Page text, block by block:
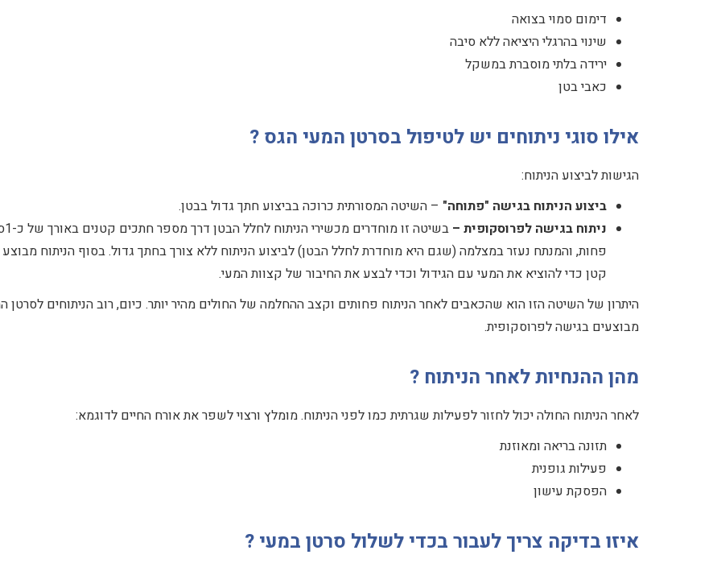
דימום סמוי בצואה
שינוי בהרגלי היציאה ללא סיבה
ירידה בלתי מוסברת במשקל
כאבי בטן
אילו סוגי ניתוחים יש לטיפול בסרטן המעי הגס ?
הגישות לביצוע הניתוח:
ביצוע הניתוח בגישה "פתוחה" – השיטה המסורתית כרוכה בביצוע חתך גדול בבטן.
ניתוח בגישה לפרוסקופית –
בשיטה
פחות, והמנתח נעזר במצלמה (שגם היא מוחדרת לחלל הבטן) לביצוע הניתוח ללא צורך בחתך גדול. בסוף הניתוח
קטן כדי להוציא את המעי עם הגידול וכדי לבצע את החיבור של קצוות המעי.
היתרון של השיטה הזו הוא שהכאבים לאחר הניתוח פחותים וקצב ההחלמה של החולים מהיר יותר. כיום, רוב הניתוחים לסרטן
מבוצעים בגישה לפרוסקופית.
מהן ההנחיות לאחר הניתוח ?
לאחר הניתוח החולה יכול לחזור לפעילות שגרתית כמו לפני הניתוח. מומלץ ורצוי לשפר את אורח החיים לדוגמא:
תזונה בריאה ומאוזנת
פעילות גופנית
הפסקת עישון
איזו בדיקה צריך לעבור בכדי לשלול סרטן במעי ?